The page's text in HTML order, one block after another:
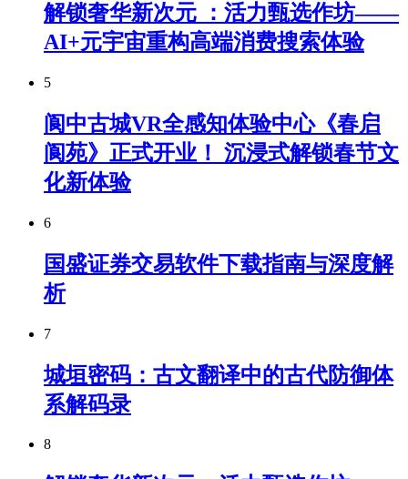
解锁奢华新次元 ：活力甄选作坊——
AI+元宇宙重构高端消费搜索体验
5
阆中古城VR全感知体验中心《春启
阆苑》正式开业！ 沉浸式解锁春节文
化新体验
6
国盛证券交易软件下载指南与深度解
析
7
城垣密码：古文翻译中的古代防御体
系解码录
8